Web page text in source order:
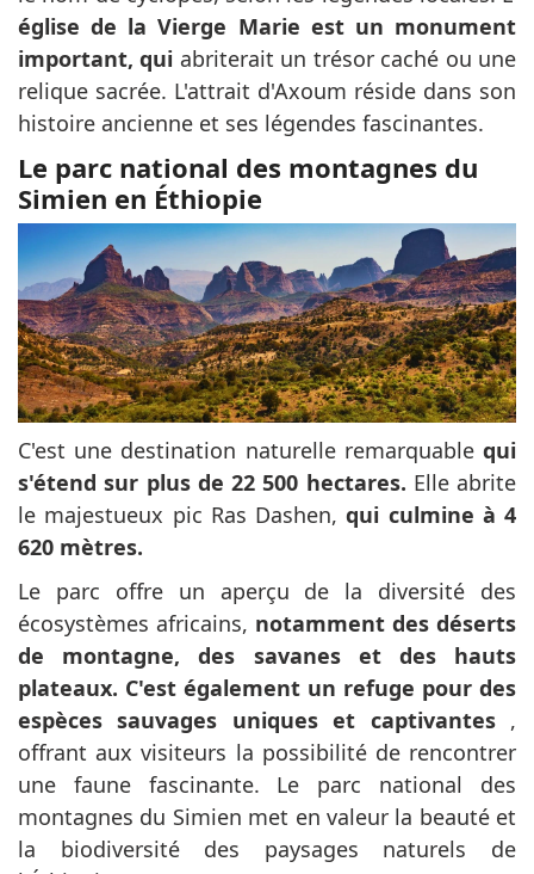
église de la Vierge Marie est un monument
important, qui abriterait un trésor caché ou une
relique sacrée. L'attrait d'Axoum réside dans son
histoire ancienne et ses légendes fascinantes.
Le parc national des montagnes du
Simien en Éthiopie
C'est une destination naturelle remarquable qui
s'étend sur plus de 22 500 hectares. Elle abrite
le majestueux pic Ras Dashen,qui culmine à 4
620 mètres.
Le parc offre un aperçu de la diversité des
écosystèmes africains, notamment des déserts
de montagne, des savanes et des hauts
plateaux. C'est également un refuge pour des
espèces sauvages uniques et captivantes,
offrant aux visiteurs la possibilité de rencontrer
une faune fascinante. Le parc national des
montagnes du Simien met en valeur la beauté et
la biodiversité des paysages naturels de